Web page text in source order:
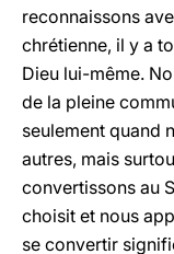
reconnaissons
chrétienne, il y a
Dieu lui-même.
de la pleine
seulement quand
autres, mais
convertissons au
choisit et nous
se convertir